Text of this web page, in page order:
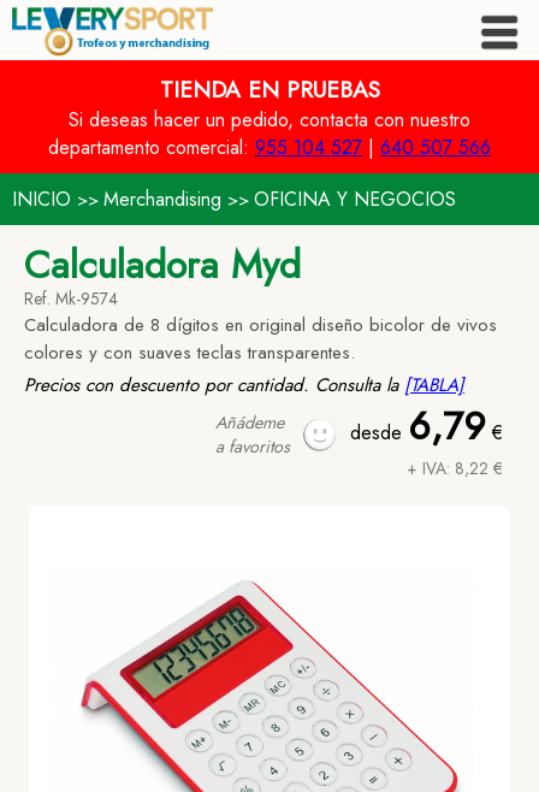
TIENDA EN PRUEBAS
Si deseas hacer un pedido, contacta con nuestro
departamento comercial: 955 104 527 | 640 507 566
INICIO >> Merchandising >> OFICINA Y NEGOCIOS
Calculadora Myd
Ref. Mk-9574
Calculadora de 8 dígitos en original diseño bicolor de vivos
colores y con suaves teclas transparentes.
Precios con descuento por cantidad. Consulta la [TABLA]
desde 6,79€
+ IVA: 8,22 €
Añádeme
a favoritos